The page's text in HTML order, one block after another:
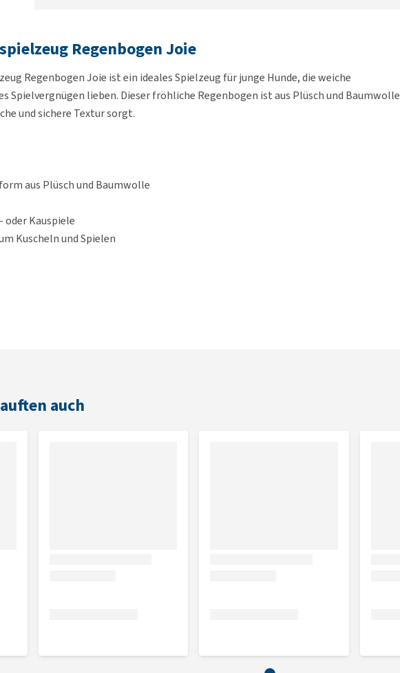
Regenbogen Joie
Regenbogen Joie ist ein ideales Spielzeug für junge Hunde, die weiche
Spielvergnügen lieben. Dieser fröhliche Regenbogen ist aus Plüsch und Baumwolle
und sichere Textur sorgt.
aus Plüsch und Baumwolle
Kauspiele
Kuscheln und Spielen
auch